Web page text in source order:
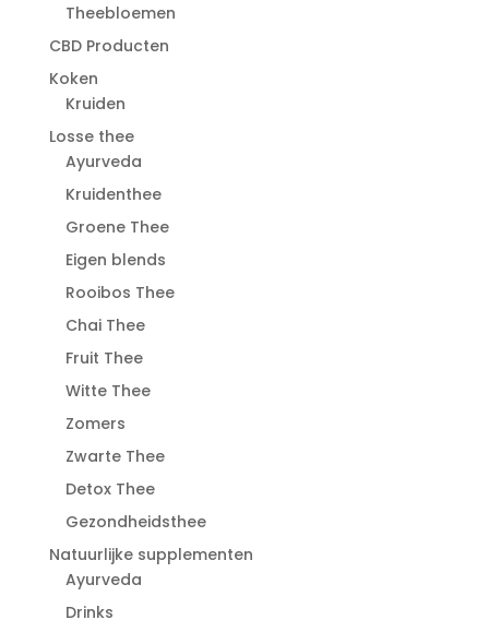
Theebloemen
CBD Producten
Koken
Kruiden
Losse thee
Ayurveda
Kruidenthee
Groene Thee
Eigen blends
Rooibos Thee
Chai Thee
Fruit Thee
Witte Thee
Zomers
Zwarte Thee
Detox Thee
Gezondheidsthee
Natuurlijke supplementen
Ayurveda
Drinks